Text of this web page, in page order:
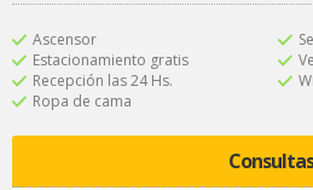
Ascensor
Estacionamiento gratis
Recepción las 24 Hs.
Ropa de cama
Consultas